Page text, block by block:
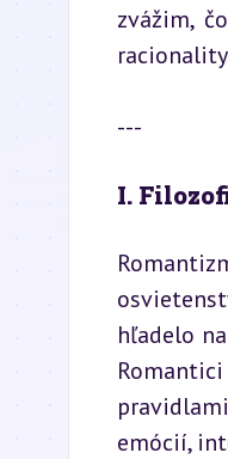
zvážim,
---
I.
hľadelo
emócií,